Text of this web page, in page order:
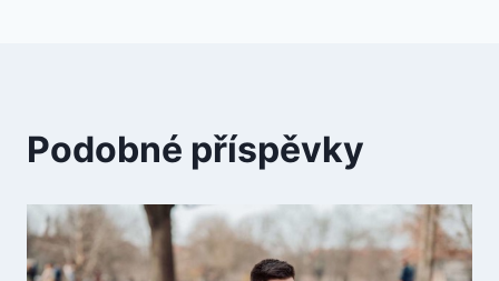
Podobné příspěvky